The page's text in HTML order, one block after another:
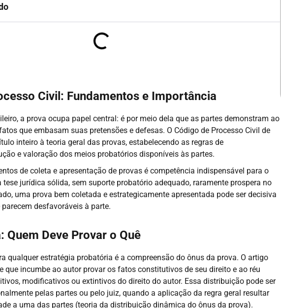
Civil: Fundamentos e Importância
a prova ocupa papel central: é por meio dela que as partes demonstram ao
que embasam suas pretensões e defesas. O Código de Processo Civil de
inteiro à teoria geral das provas, estabelecendo as regras de
e valoração dos meios probatórios disponíveis às partes.
de coleta e apresentação de provas é competência indispensável para o
jurídica sólida, sem suporte probatório adequado, raramente prospera no
uma prova bem coletada e estrategicamente apresentada pode ser decisiva
desfavoráveis à parte.
Quem Deve Provar o Quê
qualquer estratégia probatória é a compreensão do ônus da prova. O artigo
que incumbe ao autor provar os fatos constitutivos de seu direito e ao réu
modificativos ou extintivos do direito do autor. Essa distribuição pode ser
pelas partes ou pelo juiz, quando a aplicação da regra geral resultar
a uma das partes (teoria da distribuição dinâmica do ônus da prova).